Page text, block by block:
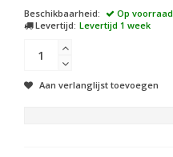
Beschikbaarheid:
Op voorraad
Levertijd: Levertijd 1 week
Aan verlanglijst toevoegen